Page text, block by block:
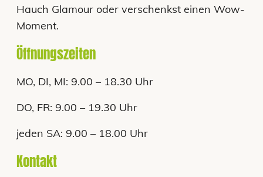
Hauch Glamour oder verschenkst einen Wow-
Moment.
Öffnungszeiten
MO, DI, MI: 9.00 – 18.30 Uhr
DO, FR: 9.00 – 19.30 Uhr
jeden SA: 9.00 – 18.00 Uhr
Kontakt